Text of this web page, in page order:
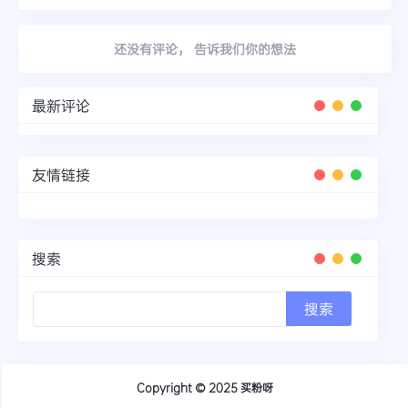
还没有评论， 告诉我们你的想法
最新评论
友情链接
搜索
Copyright © 2025买粉呀